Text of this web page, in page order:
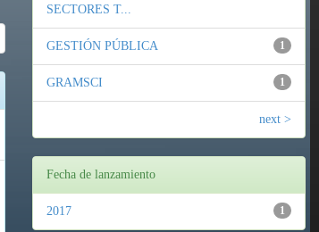
SECTORES T...
1
GESTIÓN PÚBLICA
1
GRAMSCI
next >
Fecha de lanzamiento
1
2017